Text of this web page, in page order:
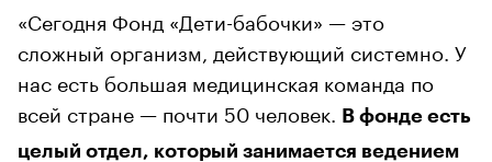
«Сегодня Фонд «Дети-бабочки» — это
сложный организм, действующий системно. У
нас есть большая медицинская команда по
всей стране — почти 50 человек.
В фонде есть
целый отдел, который занимается ведением